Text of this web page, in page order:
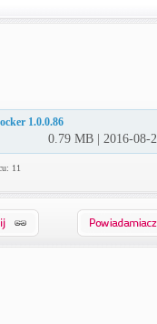
1.0.0.86
0.79 MB | 2016-08-
11